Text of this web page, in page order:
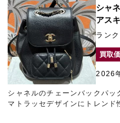
ル、新品未使用品などは高価買
ンド品の査定額が気になる方は
わせください。ギャラリーレア
買取ナンバーワンを目指してお
シャ
アス
ラン
買取
2026
シャネルのチェーンバックパ
マトラッセデザインにトレンド
せた人気モデルです。ブラッ